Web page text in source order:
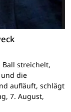
Ball streichelt,
die
aufläuft, schlägt
7. August,